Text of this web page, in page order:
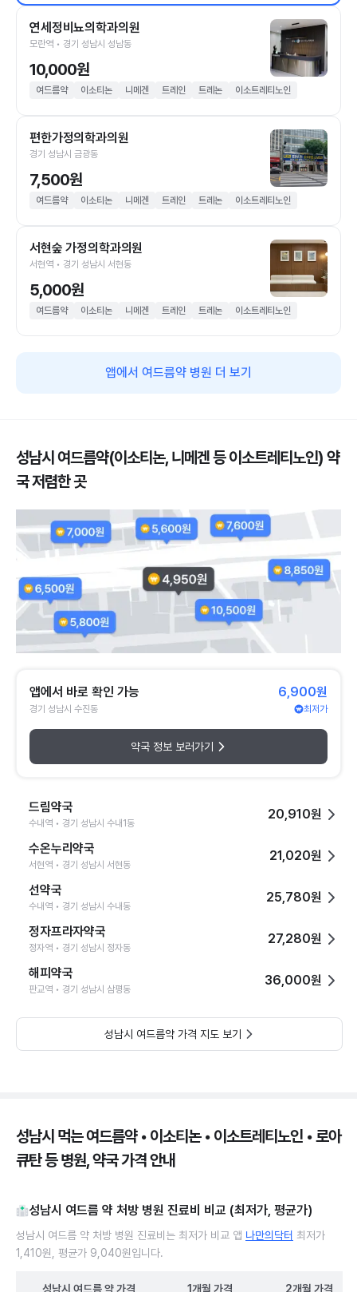
연세정비뇨의학과의원
모란역 • 경기 성남시 성남동
10,000원
여드름약 이소티논 니메겐 트레인 트레논 이소트레티노인
편한가정의학과의원
경기 성남시 금광동
7,500원
여드름약 이소티논 니메겐 트레인 트레논 이소트레티노인
서현숲 가정의학과의원
서현역 • 경기 성남시 서현동
5,000원
여드름약 이소티논 니메겐 트레인 트레논 이소트레티노인
앱에서 여드름약 병원 더 보기
성남시 여드름약(이소티논, 니메겐 등 이소트레티노인) 약
국 저렴한 곳
앱에서 바로 확인 가능
경기 성남시 수진동
6,900원
최저가
약국 정보 보러가기
드림약국
수내역 • 경기 성남시 수내1동
20,910원
수온누리약국
서현역 • 경기 성남시 서현동
21,020원
선약국
수내역 • 경기 성남시 수내동
25,780원
정자프라자약국
정자역 • 경기 성남시 정자동
27,280원
해피약국
판교역 • 경기 성남시 삼평동
36,000원
성남시 여드름약 가격 지도 보기
성남시 먹는 여드름약 • 이소티논 • 이소트레티노인 • 로아
큐탄 등 병원, 약국 가격 안내
성남시 여드름 약 처방 병원 진료비 비교 (최저가, 평균가)
성남시 여드름 약 처방 병원 진료비는 최저가 비교 앱 나만의닥터 최저가
1,410원, 평균가 9,040원입니다.
성남시 여드름 약가격 1개월 가격 2개월 가격